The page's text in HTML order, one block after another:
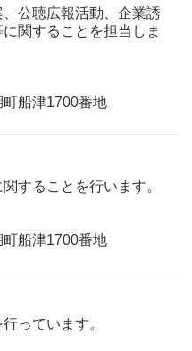
公聴広報活動、企業誘
関することを担当しま
船津1700番地
することを行います。
船津1700番地
っています。